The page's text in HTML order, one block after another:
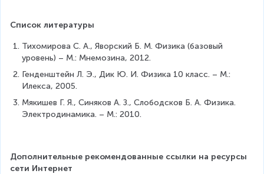
}
=
В
_
+
Список литературы
Тихомирова С. А., Яворский Б. М. Физика (базовый
уровень) – М.: Мнемозина, 2012.
Генденштейн Л. Э., Дик Ю. И. Физика 10 класс. – М.:
Илекса, 2005.
Мякишев Г. Я., Синяков А. З., Слободсков Б. А. Физика.
Электродинамика. – М.: 2010.
Дополнительные рекомендованные ссылки на ресурсы
сети Интернет